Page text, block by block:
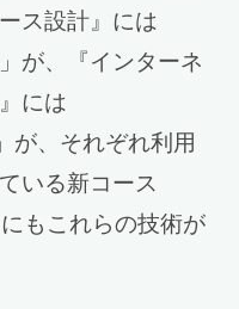
ス設計』には
が、『インターネ
には
が、それぞれ利用
いる新コース
もこれらの技術が